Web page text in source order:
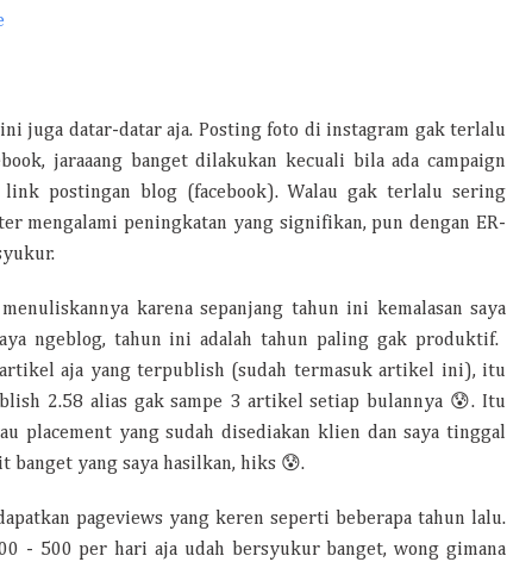
juga datar-datar aja. Posting foto di instagram gak terlalu
jaraaang banget dilakukan kecuali bila ada campaign
postingan blog (facebook). Walau gak terlalu sering
mengalami peningkatan yang signifikan, pun dengan ER-
karena sepanjang tahun ini kemalasan saya
ngeblog, tahun ini adalah tahun paling gak produktif.
artikel aja yang terpublish (sudah termasuk artikel ini), itu
2.58 alias gak sampe 3 artikel setiap bulannya 😰. Itu
placement yang sudah disediakan klien dan saya tinggal
banget yang saya hasilkan, hiks 😰.
pageviews yang keren seperti beberapa tahun lalu.
- 500 per hari aja udah bersyukur banget, wong gimana